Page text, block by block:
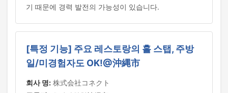
기 때문에 경력 발전의 가능성이 있습니다.
[특정 기능] 주요 레스토랑의 홀 스탭, 주방
일/미경험자도 OK!@沖縄市
회사 명: 株式会社コネクト